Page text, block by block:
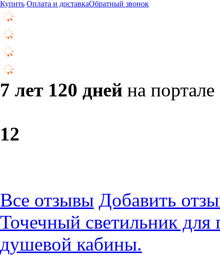
Купить Оплата и доставкаОбратный звонок
7 лет 120 дней на портале
12
Все отзывы Добавить
Точечный светильник для
душевой кабины.